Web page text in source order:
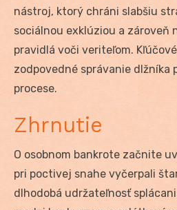
nástroj, ktorý chráni slabšiu
sociálnou exklúziou a zároveň
pravidlá voči veriteľom.
zodpovedné správanie dlžníka
procese.
Zhrnutie
O osobnom bankrote začnite
pri poctivej snahe vyčerpali
dlhodobá udržateľnosť